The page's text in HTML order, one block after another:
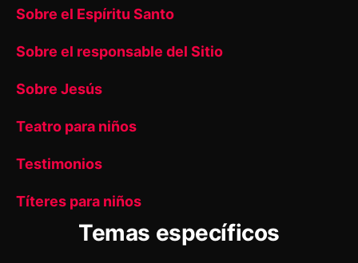
Sobre el Espíritu Santo
Sobre el responsable del Sitio
Sobre Jesús
Teatro para niños
Testimonios
Títeres para niños
Temas específicos